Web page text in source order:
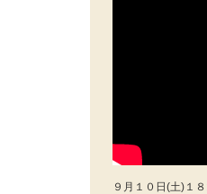
９月１０日(土)１